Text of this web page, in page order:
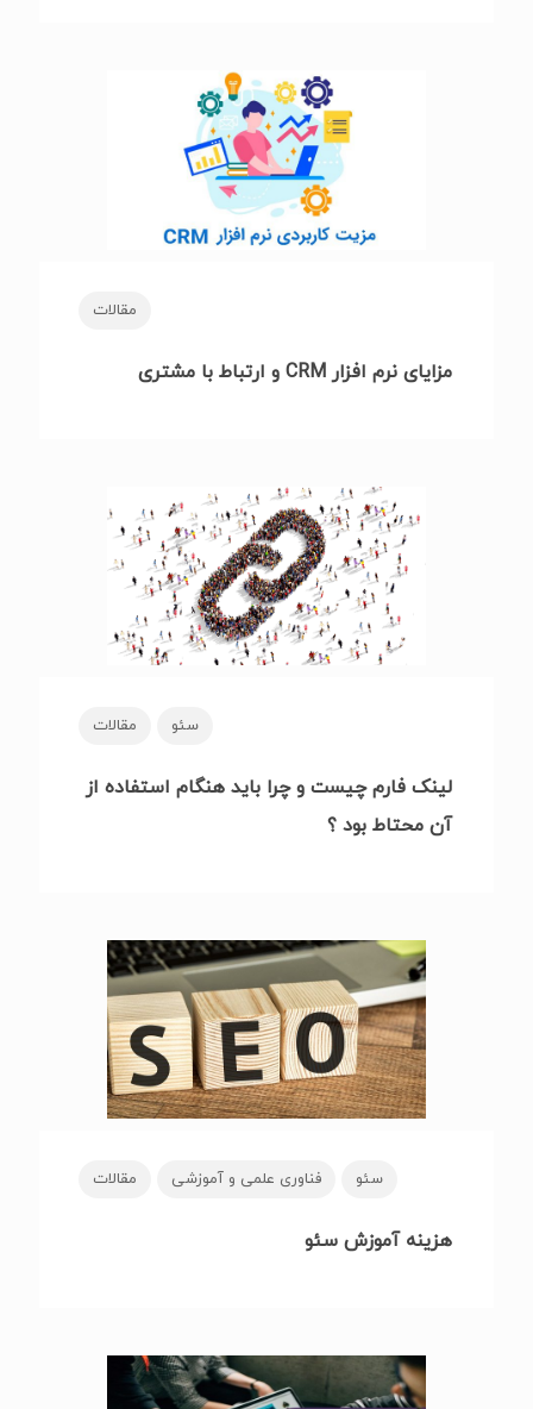
مقالات
مزایای نرم افزار CRM و ارتباط با مشتری
سئو مقالات
لینک فارم چیست و چرا باید هنگام استفاده از
آن محتاط بود ؟
سئو فناوری علمی و آموزشی مقالات
هزینه آموزش سئو